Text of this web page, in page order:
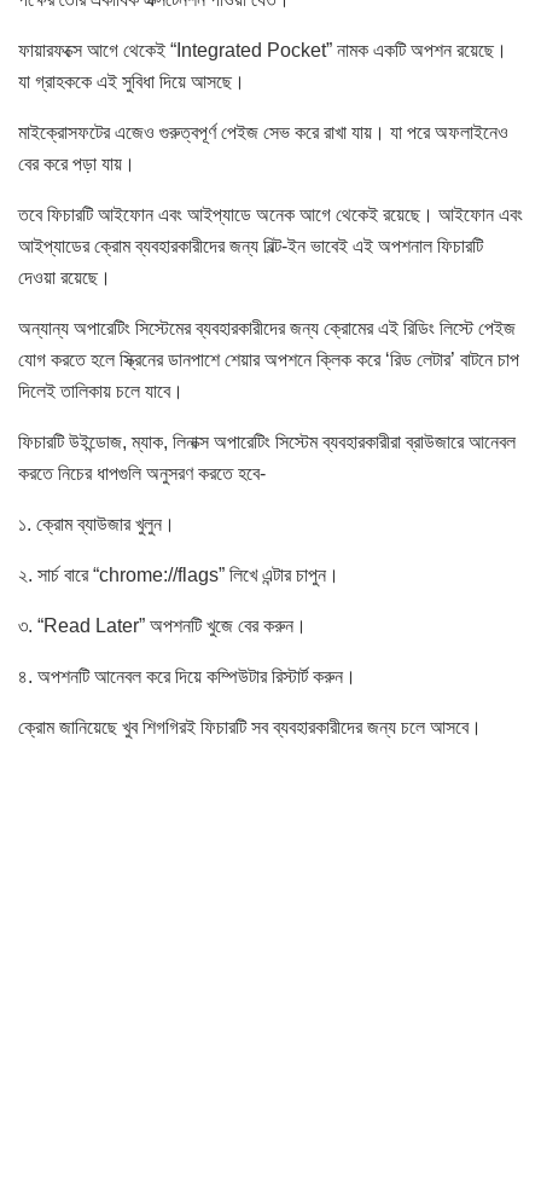
ফায়ারফক্সে আগে থেকেই “Integrated Pocket” নামক একটি অপশন রয়েছে।
যা গ্রাহককে এই সুবিধা দিয়ে আসছে।
মাইক্রোসফটের এজেও গুরুত্বপূর্ণ পেইজ সেভ করে রাখা যায়। যা পরে অফলাইনেও
বের করে পড়া যায়।
তবে ফিচারটি আইফোন এবং আইপ্যাডে অনেক আগে থেকেই রয়েছে। আইফোন এবং
আইপ্যাডের ক্রোম ব্যবহারকারীদের জন্য বিল্ট-ইন ভাবেই এই অপশনাল ফিচারটি
দেওয়া রয়েছে।
অন্যান্য অপারেটিং সিস্টেমের ব্যবহারকারীদের জন্য ক্রোমের এই রিডিং লিস্টে পেইজ
যোগ করতে হলে স্ক্রিনের ডানপাশে শেয়ার অপশনে ক্লিক করে ‘রিড লেটার’ বাটনে চাপ
দিলেই তালিকায় চলে যাবে।
ফিচারটি উইন্ডোজ, ম্যাক, লিনাক্স অপারেটিং সিস্টেম ব্যবহারকারীরা ব্রাউজারে আনেবল
করতে নিচের ধাপগুলি অনুসরণ করতে হবে-
১. ক্রোম ব্যাউজার খুলুন।
২. সার্চ বারে “chrome://flags” লিখে এন্টার চাপুন।
৩. “Read Later” অপশনটি খুজে বের করুন।
৪. অপশনটি আনেবল করে দিয়ে কম্পিউটার রিস্টার্ট করুন।
ক্রোম জানিয়েছে খুব শিগগিরই ফিচারটি সব ব্যবহারকারীদের জন্য চলে আসবে।